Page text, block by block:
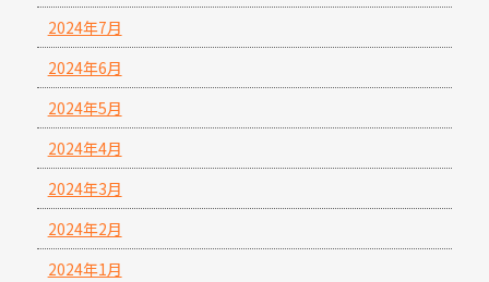
2024年7月
2024年6月
2024年5月
2024年4月
2024年3月
2024年2月
2024年1月